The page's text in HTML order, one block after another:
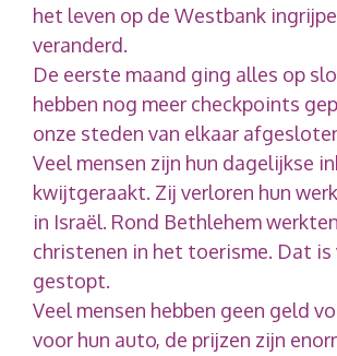
het leven op de Westbank
veranderd.
De eerste maand ging alles op
hebben nog meer checkpoints
onze steden van elkaar
Veel mensen zijn hun dagelijkse
kwijtgeraakt. Zij verloren hun
in Israël. Rond Bethlehem
christenen in het toerisme. Dat
gestopt.
Veel mensen hebben geen geld
voor hun auto, de prijzen zijn